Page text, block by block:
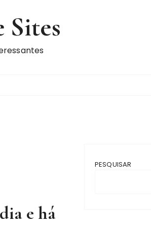
Sites
e há
PESQUISAR